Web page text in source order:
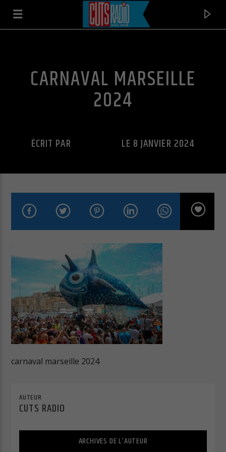
JUST HOW SWEET IS YOUR LOVE
RHYZE
Cuts Radio
Cuts Hip Hop R&B
Cuts Pop Rock
CARNAVAL MARSEILLE
2024
ÉCRIT PAR LE 8 JANVIER 2024
carnaval marseille 2024
AUTEUR
CUTS RADIO
ARCHIVES DE L'AUTEUR